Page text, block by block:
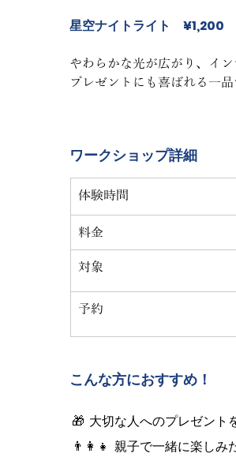
星空ナイトライト　¥1,200
やわらかな光が広がり、イン
プレゼントにも喜ばれる一品
ワークショップ詳細
体験時間
料金
対象
予約
こんな方におすすめ！
🎁  大切な人へのプレゼント
👨‍👩‍👧  親子で一緒に楽しみ